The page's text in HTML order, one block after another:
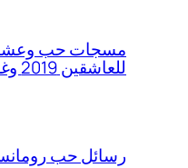
مسجات حب
للعاشقين 2019 وغرام بجنون
رسائل حب